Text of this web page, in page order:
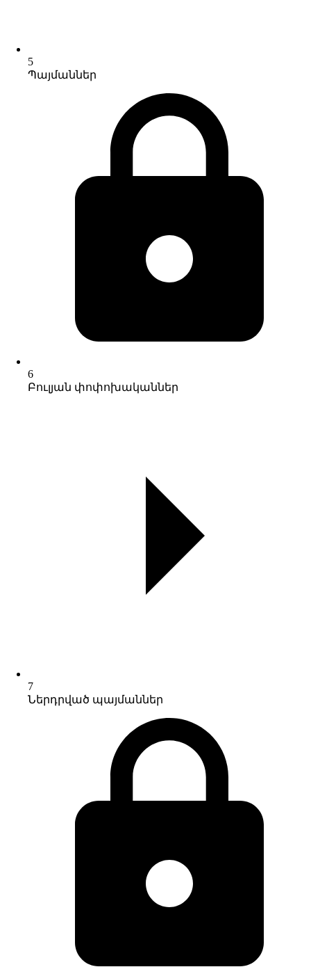
5
Պայմաններ
6
Բուլյան փոփոխականներ
7
Ներդրված պայմաններ